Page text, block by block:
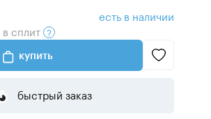
в сплит
есть в наличии
купить
быстрый заказ